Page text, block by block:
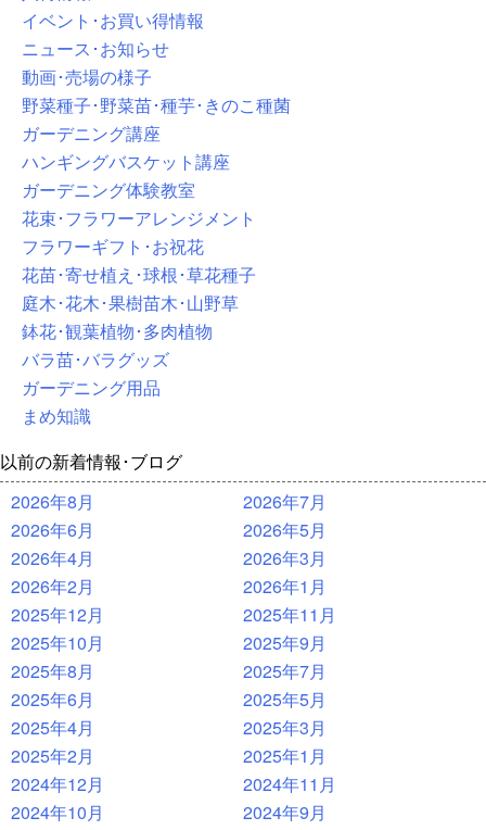
イベント･お買い得情報
ニュース･お知らせ
動画･売場の様子
野菜種子･野菜苗･種芋･きのこ種菌
ガーデニング講座
ハンギングバスケット講座
ガーデニング体験教室
花束･フラワーアレンジメント
フラワーギフト･お祝花
花苗･寄せ植え･球根･草花種子
庭木･花木･果樹苗木･山野草
鉢花･観葉植物･多肉植物
バラ苗･バラグッズ
ガーデニング用品
まめ知識
以前の新着情報･ブログ
2026年8月
2026年7月
2026年6月
2026年5月
2026年4月
2026年3月
2026年2月
2026年1月
2025年12月
2025年11月
2025年10月
2025年9月
2025年8月
2025年7月
2025年6月
2025年5月
2025年4月
2025年3月
2025年2月
2025年1月
2024年12月
2024年11月
2024年10月
2024年9月